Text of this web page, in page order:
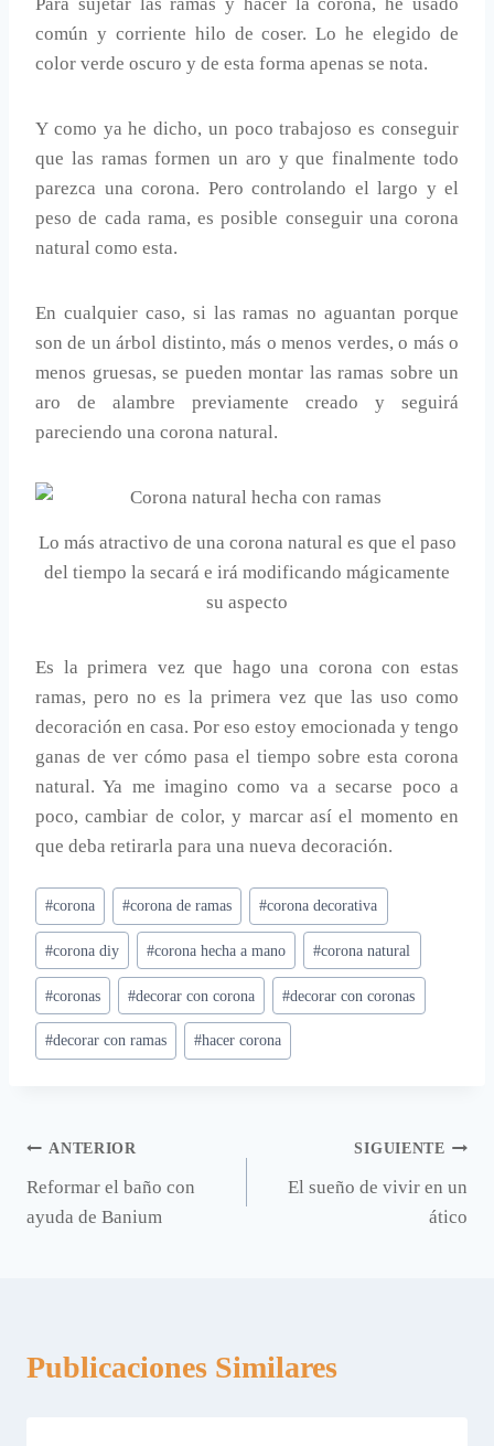
común y corriente hilo de coser. Lo he elegido de
color verde oscuro y de esta forma apenas se nota.
Y como ya he dicho, un poco trabajoso es conseguir
que las ramas formen un aro y que finalmente todo
parezca una corona. Pero controlando el largo y el
peso de cada rama, es posible conseguir una corona
natural como esta.
En cualquier caso, si las ramas no aguantan porque
son de un árbol distinto, más o menos verdes, o más o
menos gruesas, se pueden montar las ramas sobre un
aro de alambre previamente creado y seguirá
pareciendo una corona natural.
Lo más atractivo de una corona natural es que el paso
del tiempo la secará e irá modificando mágicamente
su aspecto
Es la primera vez que hago una corona con estas
ramas, pero no es la primera vez que las uso como
decoración en casa. Por eso estoy emocionada y tengo
ganas de ver cómo pasa el tiempo sobre esta corona
natural. Ya me imagino como va a secarse poco a
poco, cambiar de color, y marcar así el momento en
que deba retirarla para una nueva decoración.
Etiquetas
de
la
entrada:
#corona #corona de ramas #corona decorativa
#corona diy #corona hecha a mano #corona natural
#coronas #decorar con corona #decorar con coronas
#decorar con ramas #hacer corona
Navegación
de
ANTERIOR
Reformar el baño con
ayuda de Banium
SIGUIENTE
El sueño de vivir en un
ático
Publicaciones Similares